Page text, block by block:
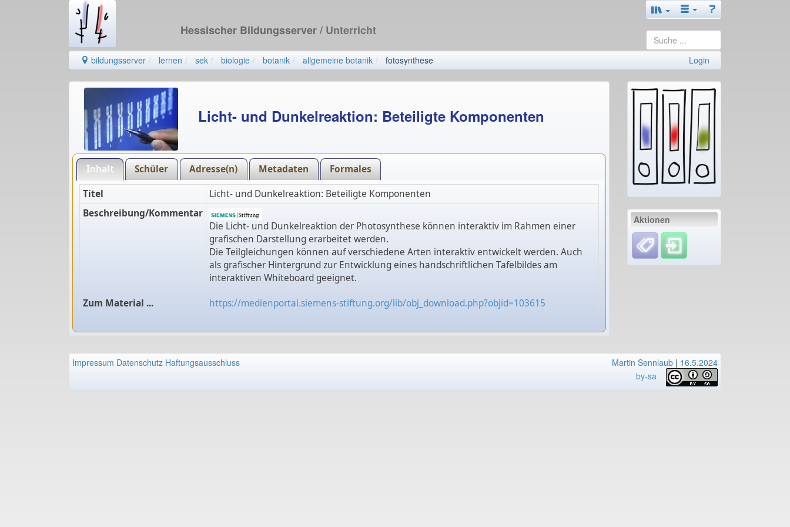
Hessischer Bildungsserver/ Unterricht
bildungsserver lernen sek biologie botanik allgemeine botanik fotosynthese Login
Licht- und Dunkelreaktion: Beteiligte Komponenten
Inhalt Schüler Adresse(n) Metadaten Formales
Titel
Licht- und Dunkelreaktion: Beteiligte Komponenten
Beschreibung/Kommentar
Die Licht- und Dunkelreaktion der Photosynthese können interaktiv im Rahmen einer
grafischen Darstellung erarbeitet werden.
Die Teilgleichungen können auf verschiedene Arten interaktiv entwickelt werden. Auch
als grafischer Hintergrund zur Entwicklung eines handschriftlichen Tafelbildes am
interaktiven Whiteboard geeignet.
Zum Material ... https://medienportal.siemens-stiftung.org/lib/obj_download.php?objid=103615
Aktionen
Impressum Datenschutz Haftungsausschluss Martin Sennlaub | 16.5.2024
by-sa